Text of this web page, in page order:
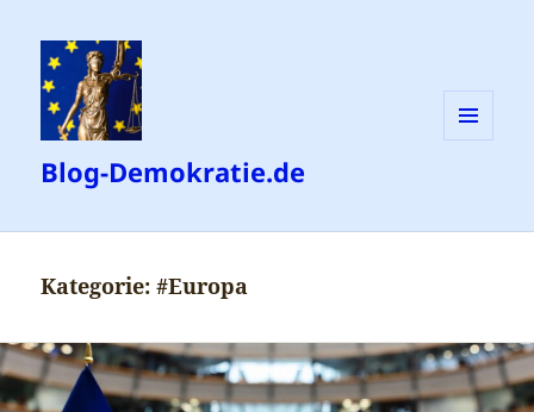
Blog-Demokratie.de
Kategorie:#Europa